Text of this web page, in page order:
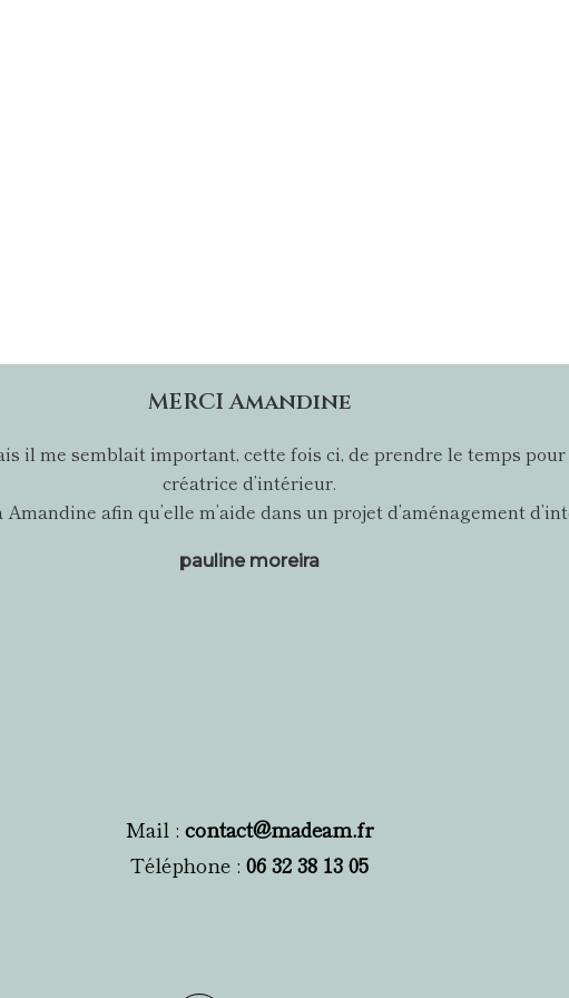
MERCI Amandine
il me semblait important, cette fois ci, de prendre le temps
créatrice d’intérieur.
Amandine afin qu’elle m’aide dans un projet d’aménagement
pauline moreira
Mail : contact@madeam.fr
Téléphone : 06 32 38 13 05